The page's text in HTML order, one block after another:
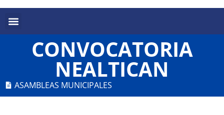
CONVOCATORIA
NEALTICAN
ASAMBLEAS MUNICIPALES